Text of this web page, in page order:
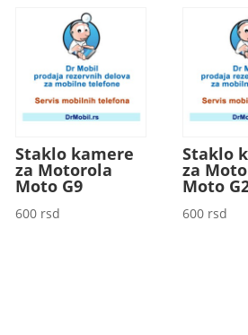
Staklo kamere
za Motorola
Moto G9
600 rsd
Staklo
za
Moto
600 rsd